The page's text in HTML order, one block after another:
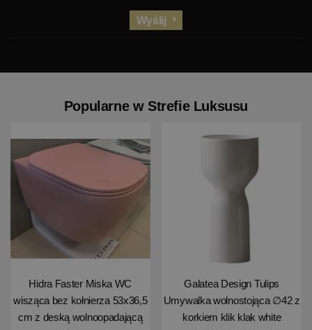
Wyślij
Popularne w Strefie Luksusu
Hidra Faster Miska WC
wisząca bez kołnierza 53x36,5
cm z deską wolnoopadającą
Galatea Design Tulips
Umywalka wolnostojąca ∅42 z
korkiem klik klak white